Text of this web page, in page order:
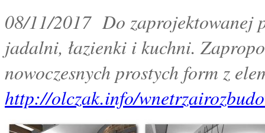
08/11/2017 Do zaprojektowanej
jadalni, łazienki i kuchni.
nowoczesnych prostych form z
http://olczak.info/